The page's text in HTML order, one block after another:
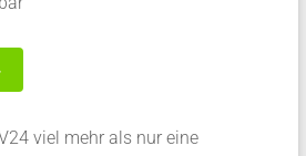
viel mehr als nur eine